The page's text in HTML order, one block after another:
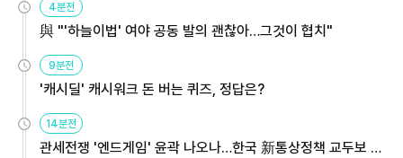
4분전
與 "'하늘이법' 여야 공동 발의 괜찮아…그것이 협치"
9분전
'캐시딜' 캐시워크 돈 버는 퀴즈, 정답은?
14분전
관세전쟁 '엔드게임' 윤곽 나오나…한국 新통상정책 교두보 활